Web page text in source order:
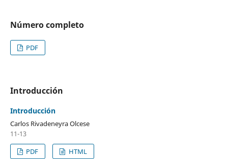
Número completo
PDF
Introducción
Introducción
Carlos Rivadeneyra Olcese
11-13
PDF
HTML